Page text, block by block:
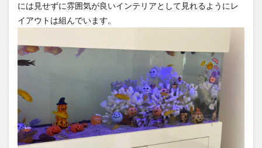
には見せずに雰囲気が良いインテリアとして見れるようにレ
イアウトは組んでいます。